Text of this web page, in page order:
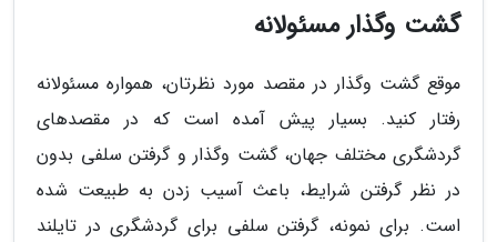
گشت وگذار مسئولانه
موقع گشت وگذار در مقصد مورد نظرتان، همواره مسئولانه
رفتار کنید. بسیار پیش آمده است که در مقصدهای
گردشگری مختلف جهان، گشت وگذار و گرفتن سلفی بدون
در نظر گرفتن شرایط، باعث آسیب زدن به طبیعت شده
است. برای نمونه، گرفتن سلفی برای گردشگری در تایلند